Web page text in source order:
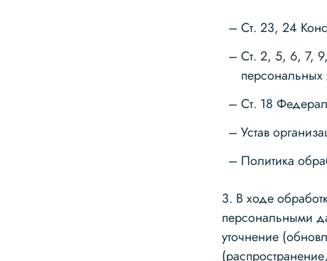
Ст. 23, 24
Ст. 2, 5, 6, 7,
Ст. 18
Устав
Политика
3. В ходе
персональными
уточнение